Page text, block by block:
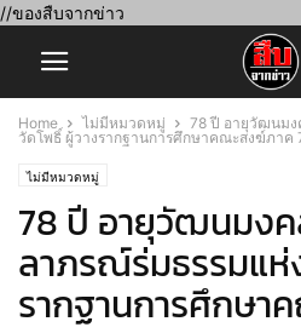
//ของสืบจากข่าว
Home ไม่มีหมวดหมู่
78 ปี อายุวัฒนมง
วัดโพธิ์ ผู้วางรากฐานการศึกษาคณะสงฆ์ภาค
ไม่มีหมวดหมู่
78 ปี อายุวัฒนมง
ลาภรณ์ร่มธรรมแห่
รากฐานการศึกษา